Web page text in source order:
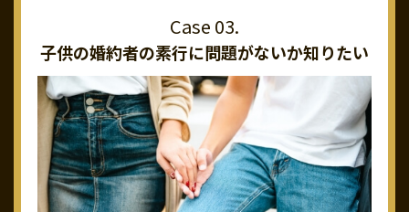
子供の婚約者の素行に問題がないか知りたい